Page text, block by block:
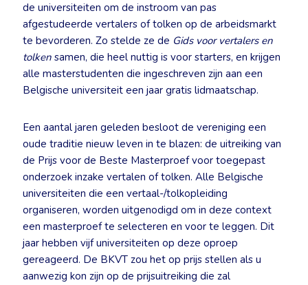
de universiteiten om de instroom van pas
afgestudeerde vertalers of tolken op de arbeidsmarkt
te bevorderen. Zo stelde ze de Gids voor vertalers en
tolken samen, die heel nuttig is voor starters, en krijgen
alle masterstudenten die ingeschreven zijn aan een
Belgische universiteit een jaar gratis lidmaatschap.
Een aantal jaren geleden besloot de vereniging een
oude traditie nieuw leven in te blazen: de uitreiking van
de Prijs voor de Beste Masterproef voor toegepast
onderzoek inzake vertalen of tolken. Alle Belgische
universiteiten die een vertaal-/tolkopleiding
organiseren, worden uitgenodigd om in deze context
een masterproef te selecteren en voor te leggen. Dit
jaar hebben vijf universiteiten op deze oproep
gereageerd. De BKVT zou het op prijs stellen als u
aanwezig kon zijn op de prijsuitreiking die zal